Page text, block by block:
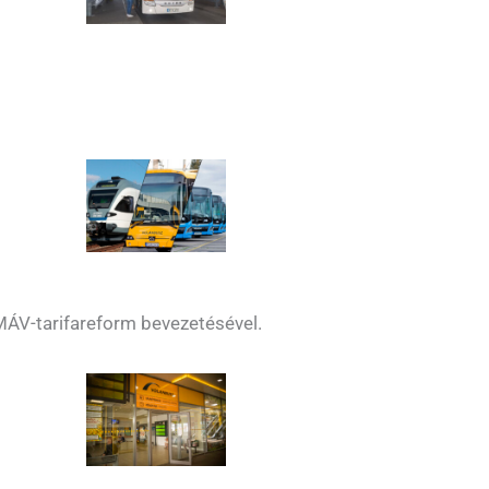
tarifareform bevezetésével.